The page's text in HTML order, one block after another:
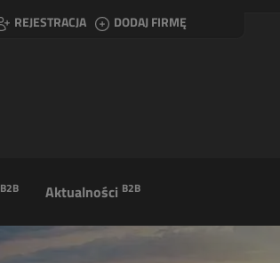
REJESTRACJA DODAJ FIRMĘ
B2B Aktualności B2B